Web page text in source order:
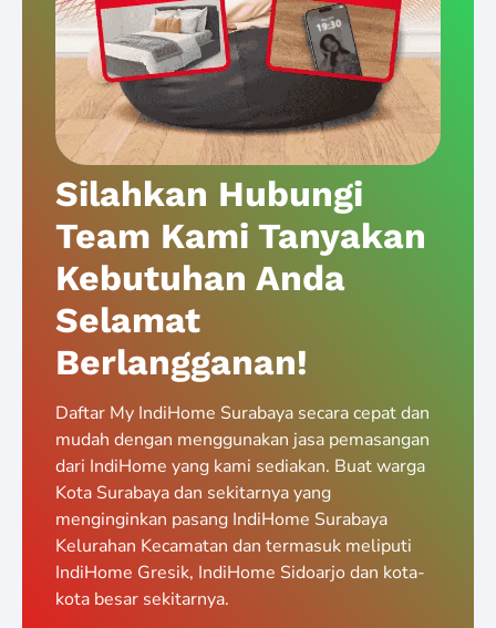
Silahkan Hubungi
Team Kami Tanyakan
Kebutuhan Anda
Selamat
Berlangganan!
Daftar My IndiHome Surabaya secara cepat dan
mudah dengan menggunakan jasa pemasangan
dari IndiHome yang kami sediakan. Buat warga
Kota Surabaya dan sekitarnya yang
menginginkan pasang IndiHome Surabaya
Kelurahan Kecamatan dan termasuk meliputi
IndiHome Gresik, IndiHome Sidoarjo dan kota-
kota besar sekitarnya.